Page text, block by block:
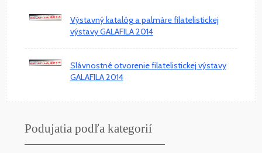
Výstavný katalóg a palmáre filatelistickej
výstavy GALAFILA 2014
Slávnostné otvorenie filatelistickej výstavy
GALAFILA 2014
Podujatia podľa kategorií